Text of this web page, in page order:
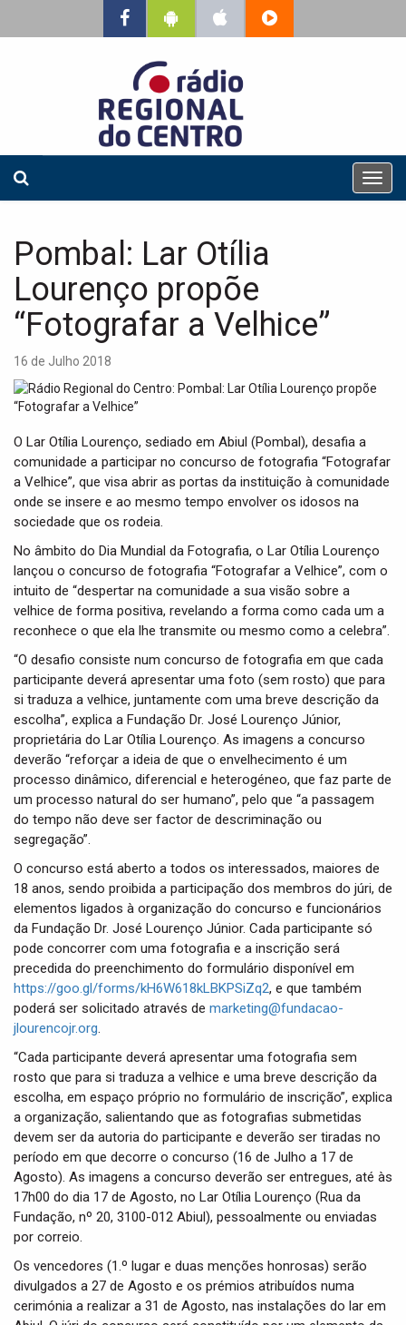
T
o
a
n
Pombal: Lar Otília
Lourenço propõe
“Fotografar a Velhice”
16 de Julho 2018
O Lar Otília Lourenço, sediado em Abiul (Pombal), desafia a
comunidade a participar no concurso de fotografia “Fotografar
a Velhice”, que visa abrir as portas da instituição à comunidade
onde se insere e ao mesmo tempo envolver os idosos na
sociedade que os rodeia.
No âmbito do Dia Mundial da Fotografia, o Lar Otília Lourenço
lançou o concurso de fotografia “Fotografar a Velhice”, com o
intuito de “despertar na comunidade a sua visão sobre a
velhice de forma positiva, revelando a forma como cada um a
reconhece o que ela lhe transmite ou mesmo como a celebra”.
“O desafio consiste num concurso de fotografia em que cada
participante deverá apresentar uma foto (sem rosto) que para
si traduza a velhice, juntamente com uma breve descrição da
escolha”, explica a Fundação Dr. José Lourenço Júnior,
proprietária do Lar Otília Lourenço. As imagens a concurso
deverão “reforçar a ideia de que o envelhecimento é um
processo dinâmico, diferencial e heterogéneo, que faz parte de
um processo natural do ser humano”, pelo que “a passagem
do tempo não deve ser factor de descriminação ou
segregação”.
O concurso está aberto a todos os interessados, maiores de
18 anos, sendo proibida a participação dos membros do júri, de
elementos ligados à organização do concurso e funcionários
da Fundação Dr. José Lourenço Júnior. Cada participante só
pode concorrer com uma fotografia e a inscrição será
precedida do preenchimento do formulário disponível em
https://goo.gl/forms/kH6W618kLBKPSiZq2, e que também
poderá ser solicitado através de marketing@fundacao-
jlourencojr.org.
“Cada participante deverá apresentar uma fotografia sem
rosto que para si traduza a velhice e uma breve descrição da
escolha, em espaço próprio no formulário de inscrição”, explica
a organização, salientando que as fotografias submetidas
devem ser da autoria do participante e deverão ser tiradas no
período em que decorre o concurso (16 de Julho a 17 de
Agosto). As imagens a concurso deverão ser entregues, até às
17h00 do dia 17 de Agosto, no Lar Otília Lourenço (Rua da
Fundação, nº 20, 3100-012 Abiul), pessoalmente ou enviadas
por correio.
Os vencedores (1.º lugar e duas menções honrosas) serão
divulgados a 27 de Agosto e os prémios atribuídos numa
cerimónia a realizar a 31 de Agosto, nas instalações do lar em